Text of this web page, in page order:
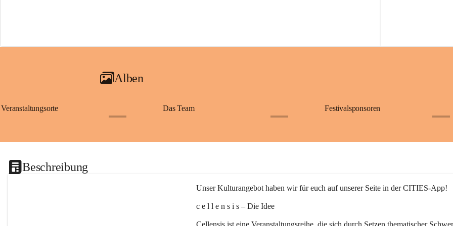
Alben
Veranstaltungsorte Das Team Festivalsponsoren
Beschreibung
Unser Kulturangebot haben wir für euch auf unserer Seite in der CITIES-App!
c e l l e n s i s – Die Idee
Cellensis ist eine Veranstaltungsreihe, die sich durch Setzen thematischer